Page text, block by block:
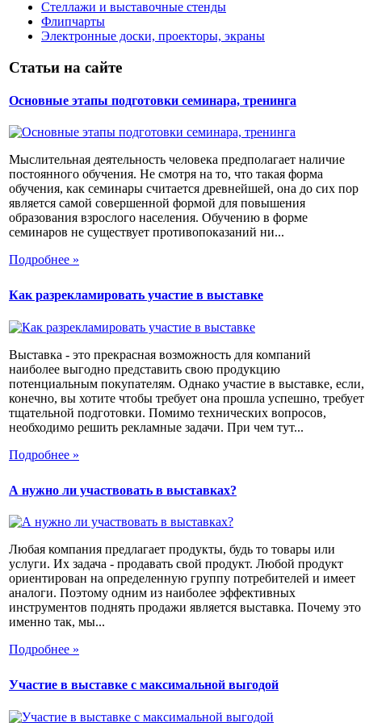
Стеллажи и выставочные стенды
Флипчарты
Электронные доски, проекторы, экраны
Статьи на сайте
Основные этапы подготовки семинара, тренинга
Мыслительная деятельность человека предполагает наличие
постоянного обучения. Не смотря на то, что такая форма
обучения, как семинары считается древнейшей, она до сих пор
является самой совершенной формой для повышения
образования взрослого населения. Обучению в форме
семинаров не существует противопоказаний ни...
Подробнее »
Как разрекламировать участие в выставке
Выставка - это прекрасная возможность для компаний
наиболее выгодно представить свою продукцию
потенциальным покупателям. Однако участие в выставке, если,
конечно, вы хотите чтобы требует она прошла успешно, требует
тщательной подготовки. Помимо технических вопросов,
необходимо решить рекламные задачи. При чем тут...
Подробнее »
А нужно ли участвовать в выставках?
Любая компания предлагает продукты, будь то товары или
услуги. Их задача - продавать свой продукт. Любой продукт
ориентирован на определенную группу потребителей и имеет
аналоги. Поэтому одним из наиболее эффективных
инструментов поднять продажи является выставка. Почему это
именно так, мы...
Подробнее »
Участие в выставке с максимальной выгодой